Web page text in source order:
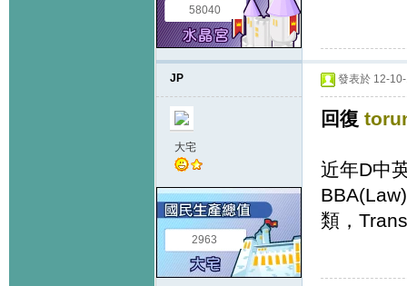
58040
JP
大宅
2963
發表於 12-
回復
近年D中
類，